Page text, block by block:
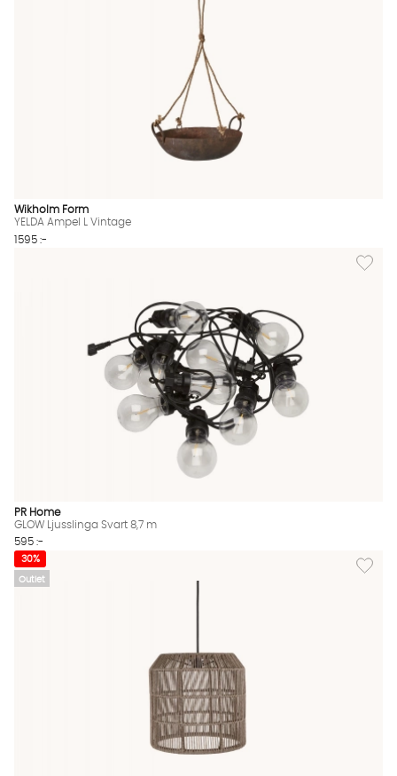
Wikholm Form
YELDA Ampel L Vintage
1595 :-
Lägg
PR Home
GLOW Ljusslinga Svart 8,7 m
595 :-
Outlet
Lägg
30%